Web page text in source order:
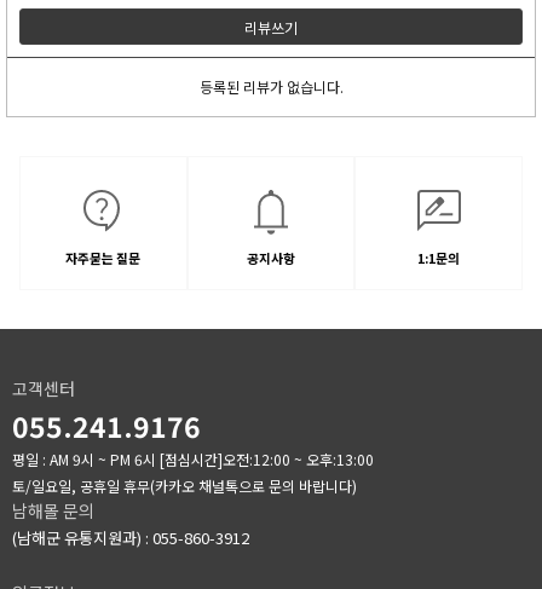
리뷰쓰기
등록된 리뷰가 없습니다.
자주묻는 질문 공지사항 1:1문의
고객센터
055.241.9176
평일 : AM 9시 ~ PM 6시 [점심시간]오전:12:00 ~ 오후:13:00
토/일요일, 공휴일 휴무(카카오 채널톡으로 문의 바랍니다)
남해몰 문의
(남해군 유통지원과) : 055-860-3912